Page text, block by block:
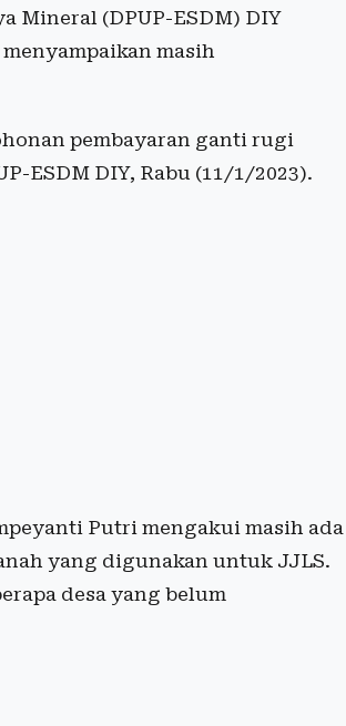
Mineral (DPUP-ESDM) DIY
masih
pembayaran ganti rugi
ESDM DIY, Rabu (11/1/2023).
Putri mengakui masih ada
yang digunakan untuk JJLS.
desa yang belum